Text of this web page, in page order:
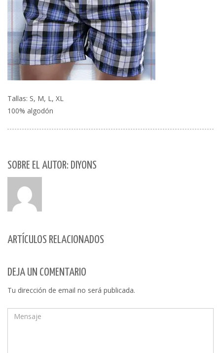
Tallas: S, M, L, XL
100% algodón
SOBRE EL AUTOR: DIYONS
ARTÍCULOS RELACIONADOS
DEJA UN COMENTARIO
Tu dirección de email no será publicada.